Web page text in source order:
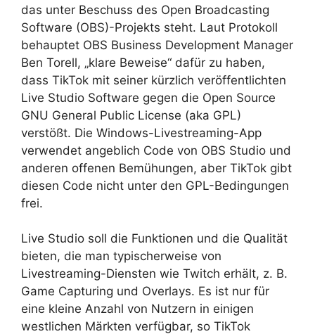
das unter Beschuss des Open Broadcasting
Software (OBS)-Projekts steht. Laut Protokoll
behauptet OBS Business Development Manager
Ben Torell, „klare Beweise“ dafür zu haben,
dass TikTok mit seiner kürzlich veröffentlichten
Live Studio Software gegen die Open Source
GNU General Public License (aka GPL)
verstößt. Die Windows-Livestreaming-App
verwendet angeblich Code von OBS Studio und
anderen offenen Bemühungen, aber TikTok gibt
diesen Code nicht unter den GPL-Bedingungen
frei.
Live Studio soll die Funktionen und die Qualität
bieten, die man typischerweise von
Livestreaming-Diensten wie Twitch erhält, z. B.
Game Capturing und Overlays. Es ist nur für
eine kleine Anzahl von Nutzern in einigen
westlichen Märkten verfügbar, so TikTok